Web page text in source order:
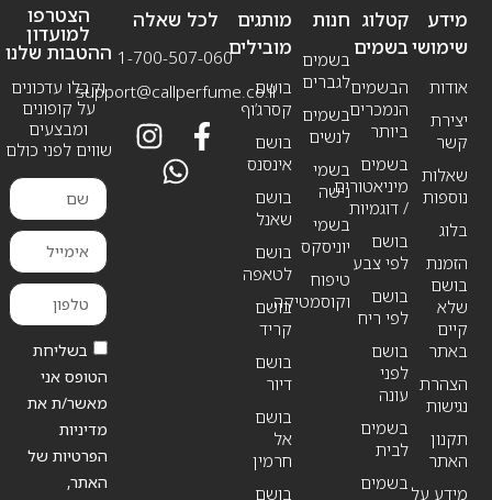
מידע
שימושי
אודות
יצירת
קשר
שאלות
נוספות
בלוג
הזמנת
בושם
שלא
קיים
באתר
הצהרת
נגישות
תקנון
האתר
מידע על
חנות
בשמים
לגברים
בשמים
לנשים
בשמי
נישה
בשמי
יוניסקס
טיפוח
וקוסמטיקה
קטלוג
בשמים
הבשמים
הנמכרים
ביותר
בשמים
מיניאטורים
/ דוגמיות
בושם
לפי צבע
בושם
לפי ריח
בושם
לפני
עונה
בשמים
לבית
בשמים
מותגים
מובילים
בושם
קסרג’וף
בושם
אינסנס
בושם
שאנל
בושם
לטאפה
בושם
קריד
בושם
דיור
בושם
אל
חרמין
בושם
לכל שאלה
1-700-507-060
support@callperfume.co.il
הצטרפו
למועדון
ההטבות שלנו
וקבלו עדכונים
על קופונים
ומבצעים
שווים לפני כולם
בשליחת
הטופס אני
מאשר/ת את
מדיניות
הפרטיות של
האתר,